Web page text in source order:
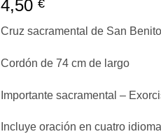
4,50 €
Cruz sacramental de San
Cordón de 74 cm de largo
Importante sacramental –
Incluye oración en cuatro